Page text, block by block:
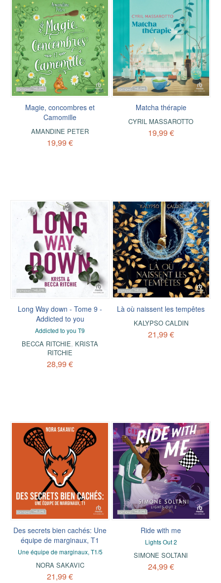
Magie, concombres et
Camomille
AMANDINE PETER
19,99 €
Matcha thérapie
CYRIL MASSAROTTO
19,99 €
Long Way down - Tome 9 -
Addicted to you
Addicted to you T9
BECCA RITCHIE, KRISTA
RITCHIE
28,99 €
Là où naissent les tempêtes
KALYPSO CALDIN
21,99 €
Des secrets bien cachés: Une
équipe de marginaux, T1
Une équipe de marginaux, T1/5
NORA SAKAVIC
21,99 €
Ride with me
Lights Out 2
SIMONE SOLTANI
24,99 €